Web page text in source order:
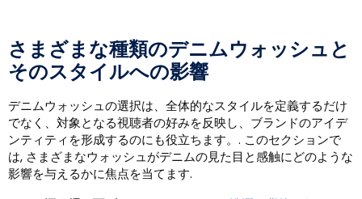
さまざまな種類のデニムウォッシュと
そのスタイルへの影響
デニムウォッシュの選択は、全体的なスタイルを定義するだけ
でなく、対象となる視聴者の好みを反映し、ブランドのアイデ
ンティティを形成するのにも役立ちます。. このセクションで
は, さまざまなウォッシュがデニムの見た目と感触にどのような
影響を与えるかに焦点を当てます.